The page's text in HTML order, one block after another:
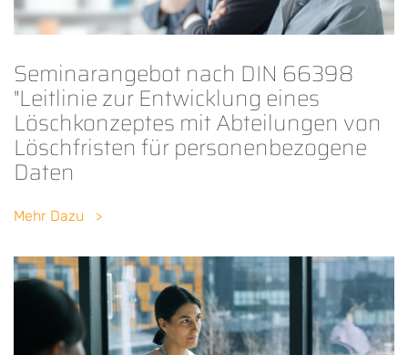
Seminarangebot nach DIN 66398
"Leitlinie zur Entwicklung eines
Löschkonzeptes mit Abteilungen von
Löschfristen für personenbezogene
Daten
Mehr Dazu